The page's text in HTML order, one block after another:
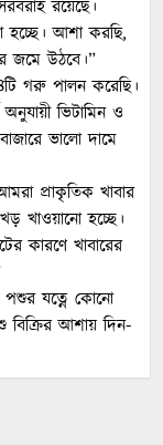
রয়েছে।
হচ্ছে। আশা করছি,
জমে উঠবে।”
গরু পালন করেছি।
ভিটামিন ও
ভালো দামে
প্রাকৃতিক খাবার
খাওয়ানো হচ্ছে।
কারণে খাবারের
পশুর যত্নে কোনো
বিক্রির আশায় দিন-